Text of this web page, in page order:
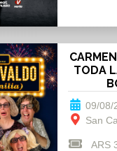
TODA
09/08/
San
ARS